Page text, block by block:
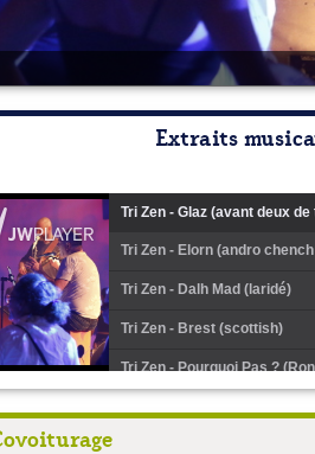
Extraits
Tri Zen - Glaz (avant deux
Tri Zen - Elorn (andro
Tri Zen - Dalh Mad (laridé)
Tri Zen - Brest (scottish)
Tri Zen - Pourquoi Pas ?